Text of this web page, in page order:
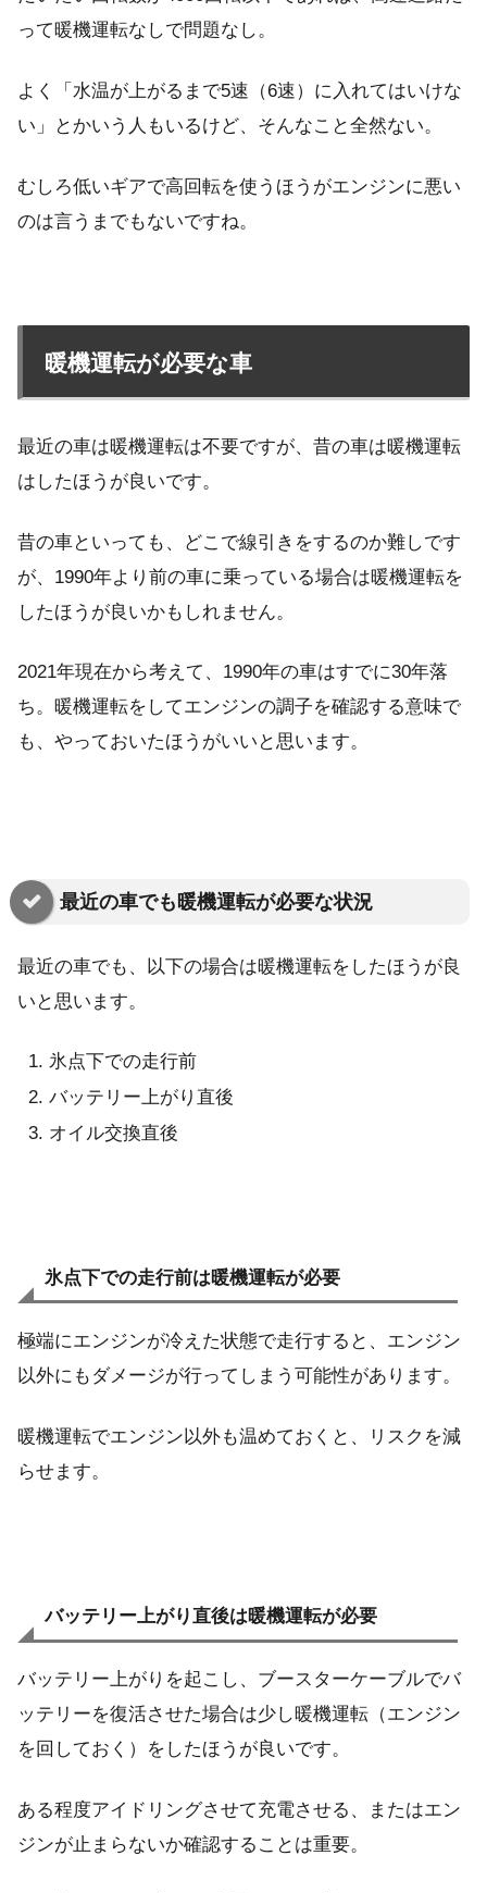
って暖機運転なしで問題なし。
よく「水温が上がるまで5速（6速）に入れてはいけな
い」とかいう人もいるけど、そんなこと全然ない。
むしろ低いギアで高回転を使うほうがエンジンに悪い
のは言うまでもないですね。
暖機運転が必要な車
最近の車は暖機運転は不要ですが、昔の車は暖機運転
はしたほうが良いです。
昔の車といっても、どこで線引きをするのか難しです
が、1990年より前の車に乗っている場合は暖機運転を
したほうが良いかもしれません。
2021年現在から考えて、1990年の車はすでに30年落
ち。暖機運転をしてエンジンの調子を確認する意味で
も、やっておいたほうがいいと思います。
最近の車でも暖機運転が必要な状況
最近の車でも、以下の場合は暖機運転をしたほうが良
いと思います。
氷点下での走行前
バッテリー上がり直後
オイル交換直後
氷点下での走行前は暖機運転が必要
極端にエンジンが冷えた状態で走行すると、エンジン
以外にもダメージが行ってしまう可能性があります。
暖機運転でエンジン以外も温めておくと、リスクを減
らせます。
バッテリー上がり直後は暖機運転が必要
バッテリー上がりを起こし、ブースターケーブルでバ
ッテリーを復活させた場合は少し暖機運転（エンジン
を回しておく）をしたほうが良いです。
ある程度アイドリングさせて充電させる、またはエン
ジンが止まらないか確認することは重要。